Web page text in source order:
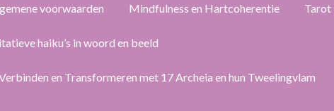
voorwaarden Mindfulness en Hartcoherentie Tarot
haiku’s in woord en beeld
en Transformeren met 17 Archeia en hun Tweelingvlam